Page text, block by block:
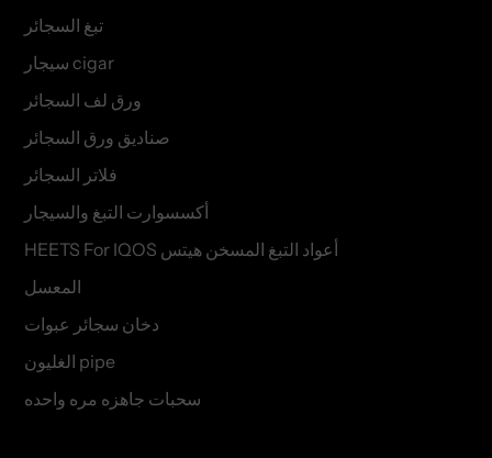
تبغ السجائر
سيجار cigar
ورق لف السجائر
صناديق ورق السجائر
فلاتر السجائر
أكسسوارت التبغ والسيجار
HEETS For IQOS أعواد التبغ المسخن هيتس
المعسل
دخان سجائر عبوات
الغليون pipe
سحبات جاهزه مره واحده